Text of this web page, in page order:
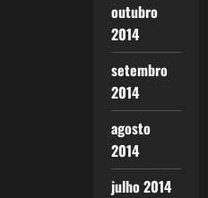
outubro
2014
setembro
2014
agosto
2014
julho 2014